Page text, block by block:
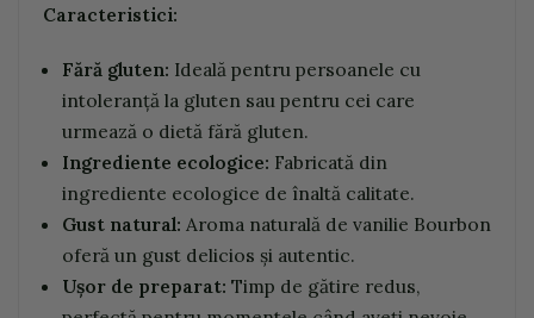
Caracteristici:
Fără gluten: Ideală pentru persoanele cu
intoleranță la gluten sau pentru cei care
urmează o dietă fără gluten.
Ingrediente ecologice: Fabricată din
ingrediente ecologice de înaltă calitate.
Gust natural: Aroma naturală de vanilie Bourbon
oferă un gust delicios și autentic.
Ușor de preparat: Timp de gătire redus,